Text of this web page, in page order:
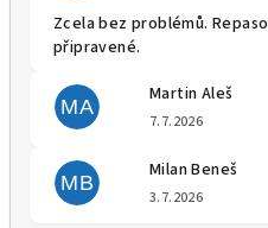
Zcela bez problémů.
připravené.
MA
Martin Aleš
7.7.2026
MB
Milan Beneš
3.7.2026